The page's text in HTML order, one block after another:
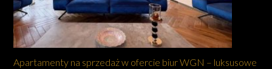
Apartamenty na sprzedaż w ofercie biur WGN – luksusowe